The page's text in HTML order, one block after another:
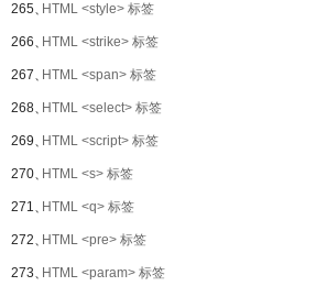
265、HTML <style> 标签
266、HTML <strike> 标签
267、HTML <span> 标签
268、HTML <select> 标签
269、HTML <script> 标签
270、HTML <s> 标签
271、HTML <q> 标签
272、HTML <pre> 标签
273、HTML <param> 标签